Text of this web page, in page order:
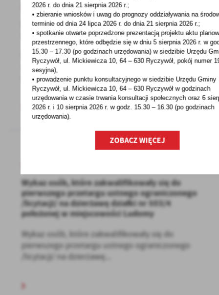
18 - 04 - 2024
Informacja o wydaniu decyzji o warunkach
zabudowy
Informacja o wydaniu decyzji o warunkach
zabudowy dla inwestycji polegającej
na budowie instalacji...
Wykaz osób, które zakwalifikowały się do
pierwszego przetargu ustnego ograniczonego
/licytacji/ na dzierżawę działki nr 503/4
położonej w miejscowości Ludomy
Wykaz osób, które zakwalifikowały się do
pierwszego przetargu ustnego ograniczonego
/licytacji/ na dzierżawę...
2026 r. do dnia 21 sierpnia 2026 r.;
• zbieranie wniosków i uwag do prognozy oddziaływania na
terminie od dnia 24 lipca 2026 r. do dnia 21 sierpnia 2026 r.;
• spotkanie otwarte poprzedzone prezentacją projektu aktu
przestrzennego, które odbędzie się w dniu 5 sierpnia 2026 r.w
15.30 – 17.30 (po godzinach urzędowania) w siedzibie Urzędu
Ryczywół, ul. Mickiewicza 10, 64 – 630 Ryczywół, pokój numer
sesyjna),
• prowadzenie punktu konsultacyjnego w siedzibie Urzędu Gminy
Ryczywół, ul. Mickiewicza 10, 64 – 630 Ryczywół w godzinach
urzędowania w czasie trwania konsultacji społecznych oraz 6
2026 r. i 10 sierpnia 2026 r. w godz. 15.30 – 16.30 (po godzinach
urzędowania).
ZOBACZ WIĘCEJ